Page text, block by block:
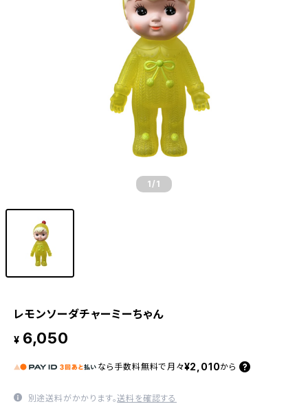
1 /1
レモンソーダチャーミーちゃん
¥ 6,050
なら 手数料無料で 月々¥2,010から
別途送料がかかります。送料を確認する